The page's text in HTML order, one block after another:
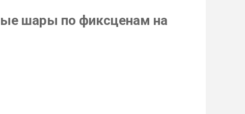
шары по фиксценам на